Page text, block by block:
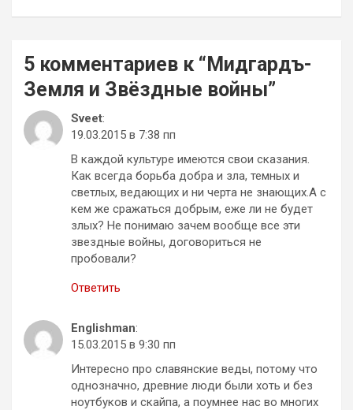
5 комментариев к “ Мидгардъ-
Земля и Звёздные войны”
Sveet:
19.03.2015 в 7:38 пп
В каждой культуре имеются свои сказания.
Как всегда борьба добра и зла, темных и
светлых, ведающих и ни черта не знающих.А с
кем же сражаться добрым, еже ли не будет
злых? Не понимаю зачем вообще все эти
звездные войны, договориться не
пробовали?
Ответить
Englishman:
15.03.2015 в 9:30 пп
Интересно про славянские веды, потому что
однозначно, древние люди были хоть и без
ноутбуков и скайпа, а поумнее нас во многих